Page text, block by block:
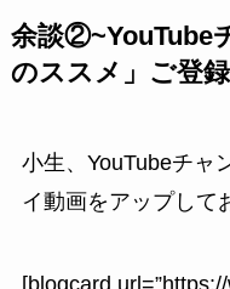
余談②~YouTube
のススメ」ご登
小生、YouTubeチャ
イ動画をアップして
[blogcard